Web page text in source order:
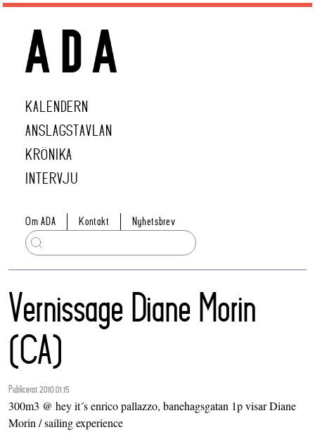
KALENDERN
ANSLAGSTAVLAN
KRÖNIKA
INTERVJU
Om ADA Kontakt Nyhetsbrev
Vernissage Diane Morin
(CA)
Publicerat 2010.01.15
300m3 @ hey it´s enrico pallazzo, banehagsgatan 1p visar Diane
Morin / sailing experience